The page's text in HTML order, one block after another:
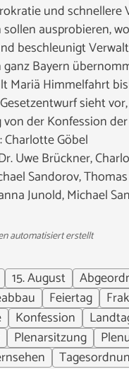
und schnellere
ausprobieren,
beschleunigt
Bayern
Mariä Himmelfahrt
sieht
der Konfession
Göbel
Uwe Brückner,
Sandorov,
Junold, Michael
automatisiert erstellt
15. August
Feiertag
Konfession
Plenarsitzung